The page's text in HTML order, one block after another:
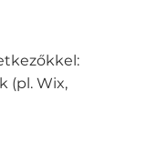
(pl. Wix,